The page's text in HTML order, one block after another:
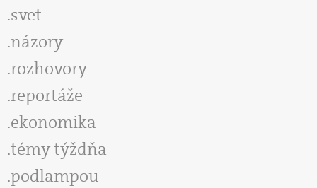
svet
názory
rozhovory
reportáže
ekonomika
témy týždňa
podlampou